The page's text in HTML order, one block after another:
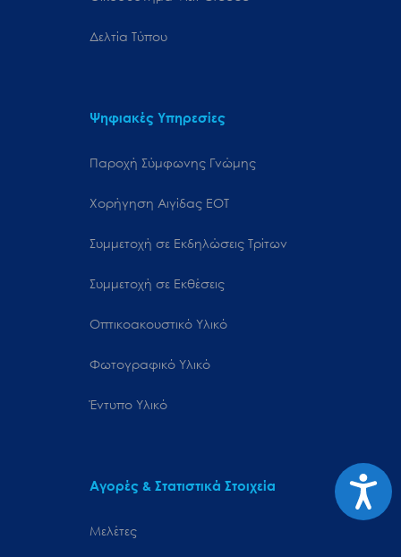
Δελτία Τύπου
Ψηφιακές Υπηρεσίες
Παροχή Σύμφωνης Γνώμης
Χορήγηση Αιγίδας ΕΟΤ
Συμμετοχή σε Εκδηλώσεις Τρίτων
Συμμετοχή σε Εκθέσεις
Οπτικοακουστικό Υλικό
Φωτογραφικό Υλικό
Έντυπο Υλικό
Αγορές & Στατιστικά Στοιχεία
Μελέτες